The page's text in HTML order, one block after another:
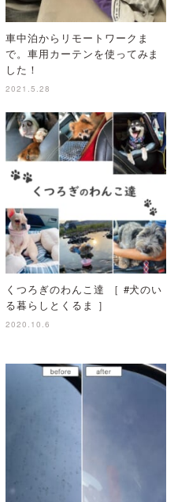
車中泊からリモートワークま
で。車用カーテンを使ってみま
した！
2021.5.28
くつろぎのわんこ達 ［ #犬のい
る暮らしとくるま ］
2020.10.6